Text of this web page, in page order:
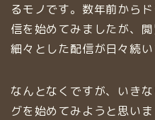
るモノです。数年前から
信を始めてみましたが、
細々とした配信が日々続い
なんとなくですが、いき
グを始めてみようと思い